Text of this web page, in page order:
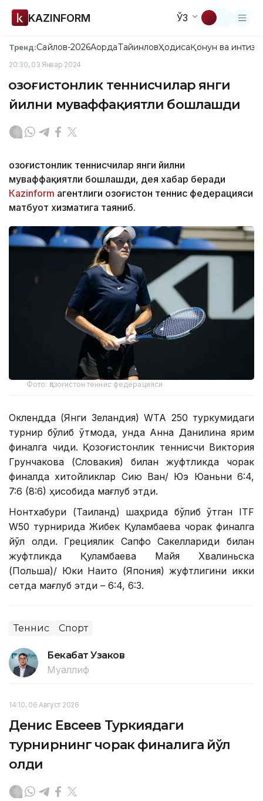
KAZINFORM ЎЗ
Тренд:Сайлов-2026АқордаТайинловҲодисаҚонун ва
20:30, 03 Январ 2024
Қозоғистонлик теннисчилар янги
йилни муваффақиятли бошлашди
Қозоғистонлик теннисчилар янги йилни
муваффақиятли бошлашди, дея хабар беради
Каzinform агентлиги Қозоғистон теннис федерацияси
матбуот хизматига таяниб.
Фото: Қозоғистон теннис федерацияси
Оклендда (Янги Зеландия) WТА 250 туркумидаги
турнир бўлиб ўтмоқда, унда Анна Данилина ярим
финалга чиқди. Қозоғистонлик теннисчи Виктория
Грунчакова (Словакия) билан жуфтликда чорак
финалда хитойликлар Сию Ван/ Юэ Юаньни 6:4,
7:6 (8:6) ҳисобида мағлуб этди.
Нонтхабури (Таиланд) шаҳрида бўлиб ўтган ITF
W50 турнирида Жибек Қуламбаева чорак финалга
йўл олди. Грециялик Сапфо Сакеллариди билан
жуфтликда Қуламбаева Майя Хвалиньска
(Польша)/ Юки Наито (Япония) жуфтлигини икки
сетда мағлуб этди – 6:4, 6:3.
Теннис Спорт
Бекабат Узаков
Муаллиф
14:10, 06 Август 2026
Денис Евсеев Туркиядаги
турнирнинг чорак финалига йўл
олди